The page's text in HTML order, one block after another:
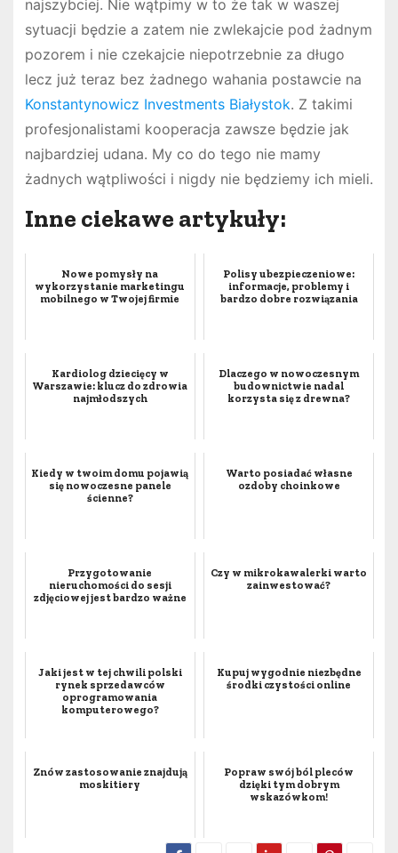
najszybciej. Nie wątpimy w to że tak w waszej
sytuacji będzie a zatem nie zwlekajcie pod żadnym
pozorem i nie czekajcie niepotrzebnie za długo
lecz już teraz bez żadnego wahania postawcie na
Konstantynowicz Investments Białystok. Z takimi
profesjonalistami kooperacja zawsze będzie jak
najbardziej udana. My co do tego nie mamy
żadnych wątpliwości i nigdy nie będziemy ich mieli.
Inne ciekawe artykuły:
Nowe pomysły na
wykorzystanie marketingu
mobilnego w Twojej firmie
Polisy ubezpieczeniowe:
informacje, problemy i
bardzo dobre rozwiązania
Kardiolog dziecięcy w
Warszawie: klucz do zdrowia
najmłodszych
Dlaczego w nowoczesnym
budownictwie nadal
korzysta się z drewna?
Kiedy w twoim domu pojawią
się nowoczesne panele
ścienne?
Warto posiadać własne
ozdoby choinkowe
Przygotowanie
nieruchomości do sesji
zdjęciowej jest bardzo ważne
Czy w mikrokawalerki warto
zainwestować?
Jaki jest w tej chwili polski
rynek sprzedawców
oprogramowania
komputerowego?
Kupuj wygodnie niezbędne
środki czystości online
Znów zastosowanie znajdują
moskitiery
Popraw swój ból pleców
dzięki tym dobrym
wskazówkom!